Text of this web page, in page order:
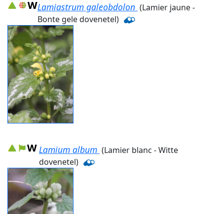
Lamiastrum galeobdolon (Lamier jaune -
Bonte gele dovenetel)
Lamium album (Lamier blanc - Witte
dovenetel)